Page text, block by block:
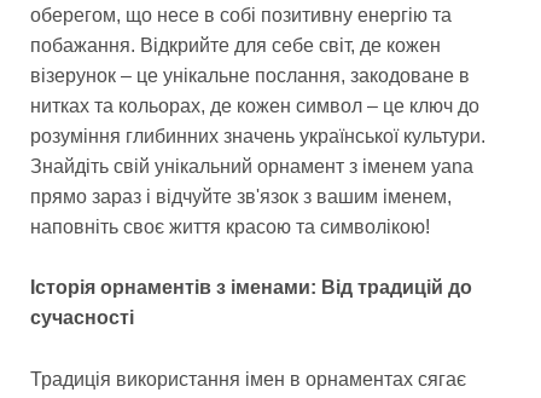
оберегом, що несе в собі позитивну енергію та
побажання. Відкрийте для себе світ, де кожен
візерунок – це унікальне послання, закодоване в
нитках та кольорах, де кожен символ – це ключ до
розуміння глибинних значень української культури.
Знайдіть свій унікальний орнамент з іменем yana
прямо зараз і відчуйте зв'язок з вашим іменем,
наповніть своє життя красою та символікою!
Історія орнаментів з іменами: Від традицій до
сучасності
Традиція використання імен в орнаментах сягає